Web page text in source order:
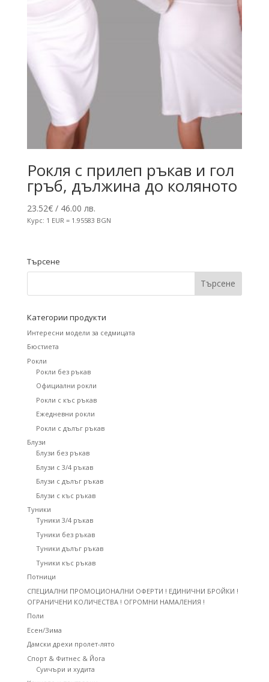
Рокля с прилеп ръкав и гол
гръб, дължина до коляното
23.52€/ 46.00 лв.
Курс: 1 EUR = 1.95583 BGN
Търсене
Категории продукти
Интересни модели за седмицата
Бюстиета
Рокли
Рокли без ръкав
Официални рокли
Рокли с къс ръкав
Ежедневни рокли
Рокли с дълъг ръкав
Блузи
Блузи без ръкав
Блузи с 3/4 ръкав
Блузи с дълъг ръкав
Блузи с къс ръкав
Туники
Туники 3/4 ръкав
Туники без ръкав
Туники дълъг ръкав
Туники къс ръкав
Потници
СПЕЦИАЛНИ ПРОМОЦИОНАЛНИ ОФЕРТИ ! ЕДИНИЧНИ БРОЙКИ !
ОГРАНИЧЕНИ КОЛИЧЕСТВА ! ОГРОМНИ НАМАЛЕНИЯ !
Поли
Есен/Зима
Дамски дрехи пролет-лято
Спорт & Фитнес & Йога
Суичъри и худита